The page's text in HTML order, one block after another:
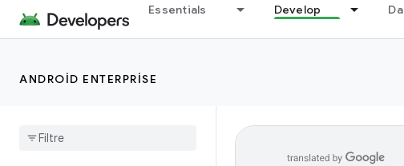
Essentials Develop
ANDROID ENTERPRISE